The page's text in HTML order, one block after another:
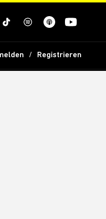
Registrieren